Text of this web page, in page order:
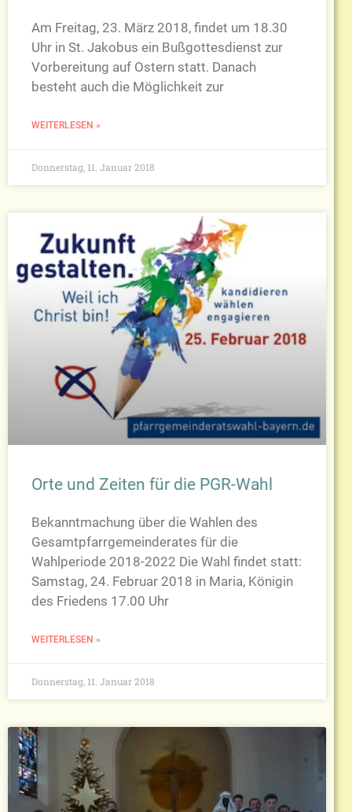
Am Freitag, 23. März 2018, findet um 18.30
Uhr in St. Jakobus ein Bußgottesdienst zur
Vorbereitung auf Ostern statt. Danach
besteht auch die Möglichkeit zur
WEITERLESEN »
Donnerstag, 11. Januar 2018
Orte und Zeiten für die PGR-Wahl
Bekanntmachung über die Wahlen des
Gesamtpfarrgemeinderates für die
Wahlperiode 2018-2022 Die Wahl findet statt:
Samstag, 24. Februar 2018 in Maria, Königin
des Friedens 17.00 Uhr
WEITERLESEN »
Donnerstag, 11. Januar 2018